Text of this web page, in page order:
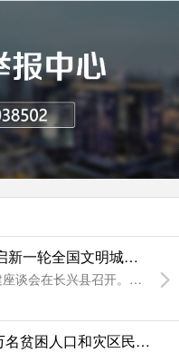
新一轮全国文明城市创建
谈会在长兴县召开。会议
贫困人口和灾区民众受益